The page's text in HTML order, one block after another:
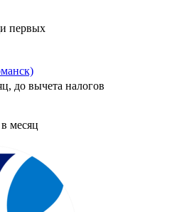
первых
до вычета налогов
месяц